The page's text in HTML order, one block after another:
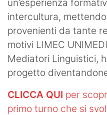
un’esperienza
intercultura,
provenienti da tante
motivi LIMEC
Mediatori Linguistici,
progetto
CLICCA QUI per
primo turno che si